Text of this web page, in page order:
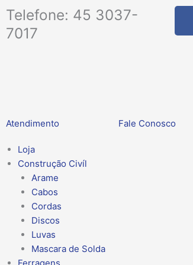
Telefone: 45 3037-
7017
Atendimento Fale Conosco
Loja
Construção Civíl
Arame
Cabos
Cordas
Discos
Luvas
Mascara de Solda